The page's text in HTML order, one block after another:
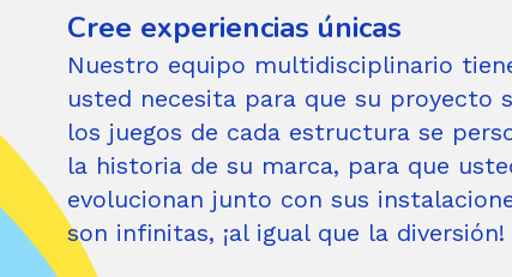
Cree experiencias únicas
Nuestro equipo multidisciplinario
usted necesita para que su proyecto
los juegos de cada estructura se
la historia de su marca, para que
evolucionan junto con sus
son infinitas, ¡al igual que la diversión!